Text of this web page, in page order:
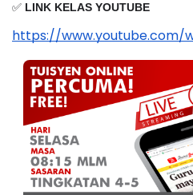
✅ LINK KELAS YOUTUBE
https://www.youtube.com/